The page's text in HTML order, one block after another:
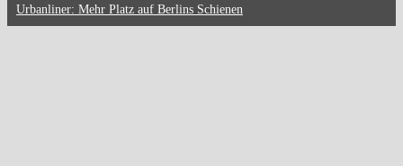
Urbanliner: Mehr Platz auf Berlins Schienen